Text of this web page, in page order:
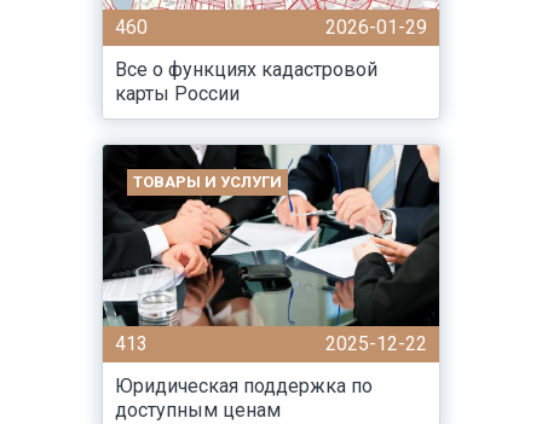
460
2026-01-29
Все о функциях кадастровой
карты России
ТОВАРЫ И УСЛУГИ
413
2025-12-22
Юридическая поддержка по
доступным ценам